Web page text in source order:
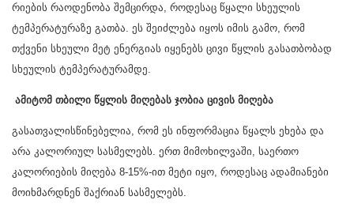
რიების რაოდენობა შემცირდა, როდესაც წყალი სხეულის
ტემპერატურაზე გათბა. ეს შეიძლება იყოს იმის გამო, რომ
თქვენი სხეული მეტ ენერგიას იყენებს ცივი წყლის გასათბობად
სხეულის ტემპერატურამდე.
ამიტომ თბილი წყლის მიღებას ჯობია ცივის მიღება
გასათვალისწინებელია, რომ ეს ინფორმაცია წყალს ეხება და
არა კალორიულ სასმელებს. ერთ მიმოხილვაში, საერთო
კალორიების მიღება 8-15%-ით მეტი იყო, როდესაც ადამიანები
მოიხმარდნენ შაქრიან სასმელებს.